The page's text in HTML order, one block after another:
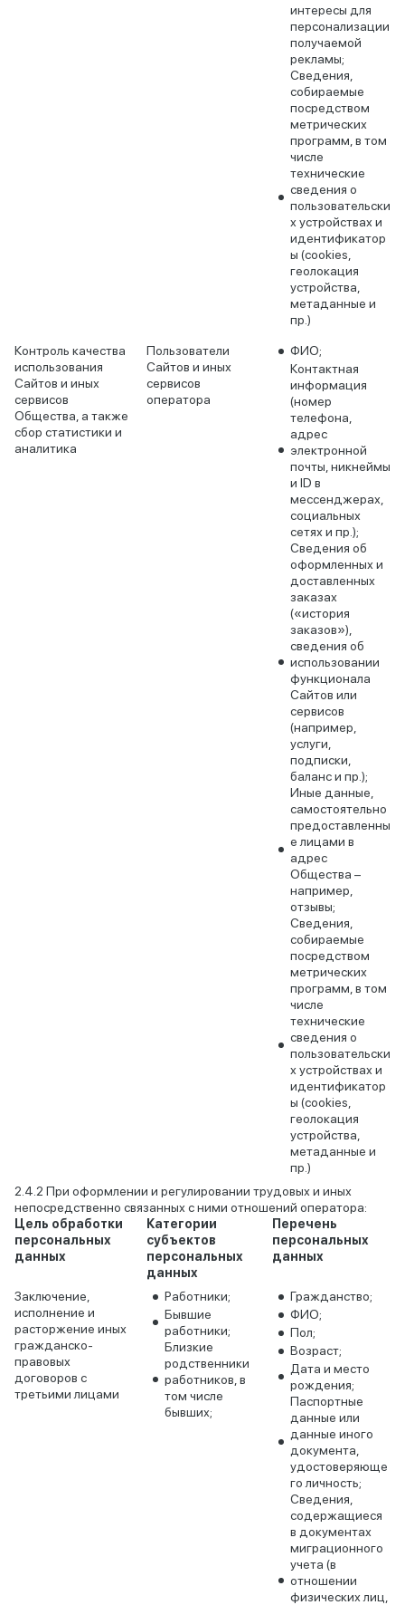
интересы для
персонализации
получаемой
рекламы;
Сведения,
собираемые
посредством
метрических
программ, в том
числе
технические
сведения о
пользовательски
х устройствах и
идентификатор
ы (cookies,
геолокация
устройства,
метаданные и
пр.)
Контроль качества
использования
Сайтов и иных
сервисов
Общества, а также
сбор статистики и
аналитика
Пользователи
Сайтов и иных
сервисов
оператора
ФИО;
Контактная
информация
(номер
телефона,
адрес
электронной
почты, никнеймы
и ID в
мессенджерах,
социальных
сетях и пр.);
Сведения об
оформленных и
доставленных
заказах
(«история
заказов»),
сведения об
использовании
функционала
Сайтов или
сервисов
(например,
услуги,
подписки,
баланс и пр.);
Иные данные,
самостоятельно
предоставленны
е лицами в
адрес
Общества –
например,
отзывы;
Сведения,
собираемые
посредством
метрических
программ, в том
числе
технические
сведения о
пользовательски
х устройствах и
идентификатор
ы (cookies,
геолокация
устройства,
метаданные и
пр.)
При оформлении и регулировании трудовых и иных
непосредственно связанных с ними отношений оператора:
Цель обработки
персональных
данных
Категории
субъектов
персональных
данных
Перечень
персональных
данных
Заключение,
исполнение и
расторжение иных
гражданско-
правовых
договоров с
третьими лицами
Работники;
Бывшие
работники;
Близкие
родственники
работников, в
том числе
бывших;
Гражданство;
ФИО;
Пол;
Возраст;
Дата и место
рождения;
Паспортные
данные или
данные иного
документа,
удостоверяюще
го личность;
Сведения,
содержащиеся
в документах
миграционного
учета (в
отношении
физических лиц,